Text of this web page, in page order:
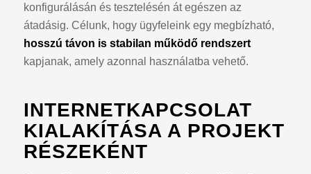
konfigurálásán és tesztelésén át egészen az
átadásig. Célunk, hogy ügyfeleink egy megbízható,
hosszú távon is stabilan működő rendszert
kapjanak, amely azonnal használatba vehető.
INTERNETKAPCSOLAT
KIALAKÍTÁSA A PROJEKT
RÉSZEKÉNT